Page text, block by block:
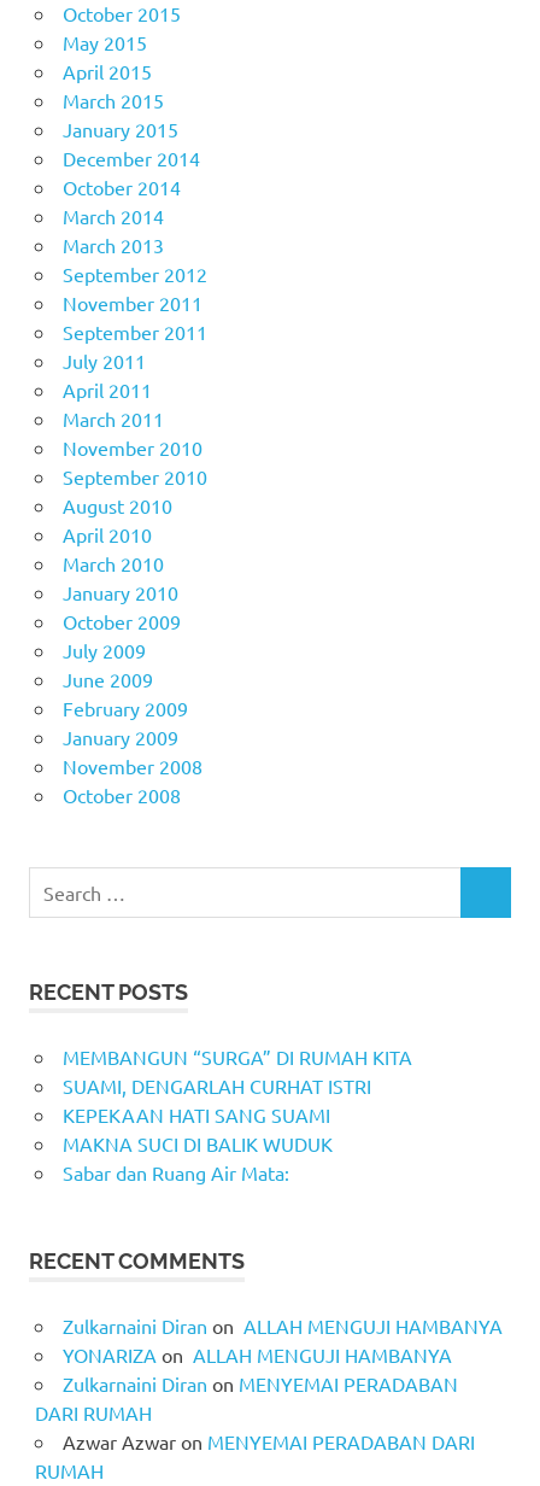
October 2015
May 2015
April 2015
March 2015
January 2015
December 2014
October 2014
March 2014
March 2013
September 2012
November 2011
September 2011
July 2011
April 2011
March 2011
November 2010
September 2010
August 2010
April 2010
March 2010
January 2010
October 2009
July 2009
June 2009
February 2009
January 2009
November 2008
October 2008
for:
RECENT POSTS
MEMBANGUN “SURGA” DI RUMAH KITA
SUAMI, DENGARLAH CURHAT ISTRI
KEPEKAAN HATI SANG SUAMI
MAKNA SUCI DI BALIK WUDUK
Sabar dan Ruang Air Mata:
RECENT COMMENTS
Zulkarnaini Diran on ALLAH MENGUJI HAMBANYA
YONARIZA on ALLAH MENGUJI HAMBANYA
Zulkarnaini Diran on MENYEMAI PERADABAN
DARI RUMAH
Azwar Azwaron MENYEMAI PERADABAN DARI
RUMAH